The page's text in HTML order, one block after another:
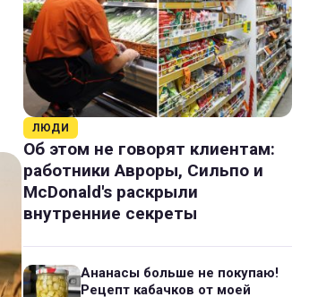
ЛЮДИ
Об этом не говорят клиентам:
работники Авроры, Сильпо и
McDonald's раскрыли
внутренние секреты
Ананасы больше не покупаю!
Рецепт кабачков от моей